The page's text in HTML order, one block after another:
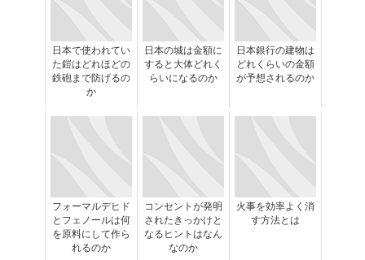
日本で使われてい
た鎧はどれほどの
鉄砲まで防げるの
か
日本の城は金額に
すると大体どれく
らいになるのか
日本銀行の建物は
どれくらいの金額
が予想されるのか
フォーマルデヒド
とフェノールは何
を原料にして作ら
れるのか
コンセントが発明
されたきっかけと
なるヒントはなん
なのか
火事を効率よく消
す方法とは